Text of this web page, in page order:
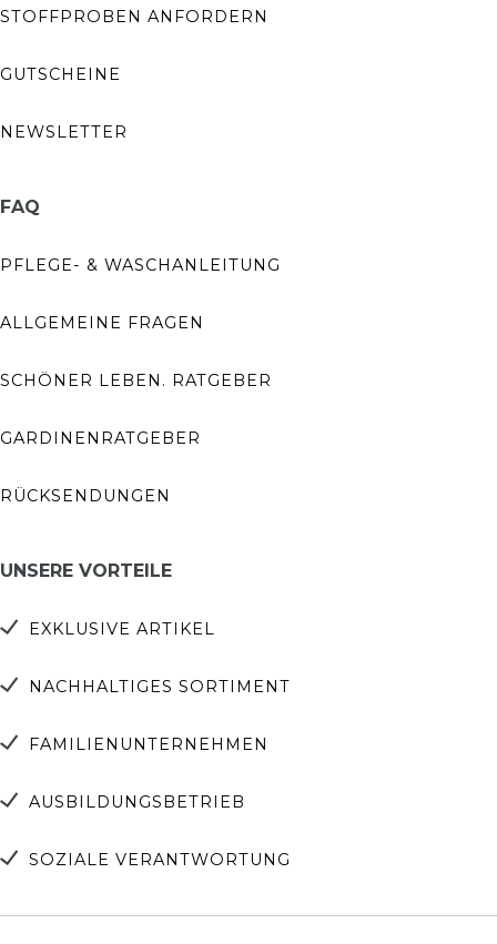
STOFFPROBEN ANFORDERN
GUTSCHEINE
NEWSLETTER
FAQ
PFLEGE- & WASCHANLEITUNG
ALLGEMEINE FRAGEN
SCHÖNER LEBEN. RATGEBER
GARDINENRATGEBER
RÜCKSENDUNGEN
UNSERE VORTEILE
EXKLUSIVE ARTIKEL
NACHHALTIGES SORTIMENT
FAMILIENUNTERNEHMEN
AUSBILDUNGSBETRIEB
SOZIALE VERANTWORTUNG